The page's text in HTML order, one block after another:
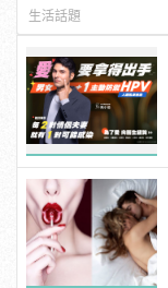
生活話題